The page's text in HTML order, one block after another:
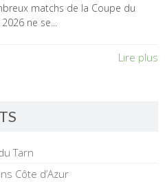
matchs de la Coupe du
ne se...
Lire plus
Tarn
Côte d’Azur